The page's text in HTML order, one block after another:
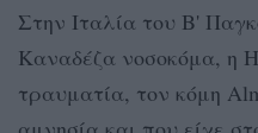
Στην Ιταλία του Β'
Καναδέζα νοσοκόμα, η
τραυματία, τον κόμη